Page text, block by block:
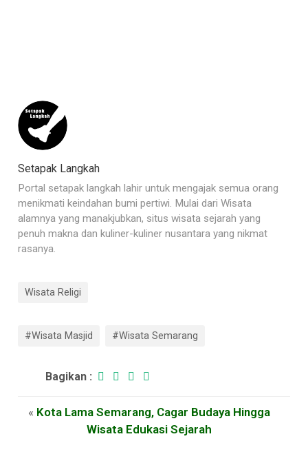
Setapak Langkah
Portal setapak langkah lahir untuk mengajak semua orang
menikmati keindahan bumi pertiwi. Mulai dari Wisata
alamnya yang manakjubkan, situs wisata sejarah yang
penuh makna dan kuliner-kuliner nusantara yang nikmat
rasanya.
Wisata Religi
#Wisata Masjid #Wisata Semarang
Bagikan :
« Kota Lama Semarang, Cagar Budaya Hingga
Wisata Edukasi Sejarah